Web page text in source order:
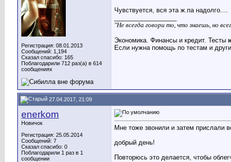
Регистрация: 08.01.2013
Сообщений: 1,194
Сказал спасибо: 165
Поблагодарили 712 раз(а) в 614
сообщениях
Чувствуется, вся эта ж.па надолго....
"Не всегда говори то, что знаешь, но
Экономика. Финансы и кредит. Тесты
Если нужна помощь по тестам и
27.04.2017, 21:09
enerkom
Новичок
Регистрация: 25.05.2014
Сообщений: 7
Сказал спасибо: 0
Поблагодарили 1 раз в 1
сообщении
Мне тоже звонили и затем прислали
добрый день!
Повторюсь это делается, чтобы